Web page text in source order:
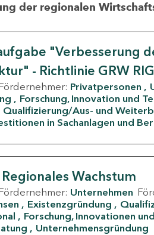
der regionalen
"Verbesserung
- Richtlinie GRW
Privatpersonen
Forschung, Innovation und
Qualifizierung/Aus- und
in Sachanlagen und
Wachstum
Unternehmen
Existenzgründung
Forschung, Innovationen
Unternehmensgründung